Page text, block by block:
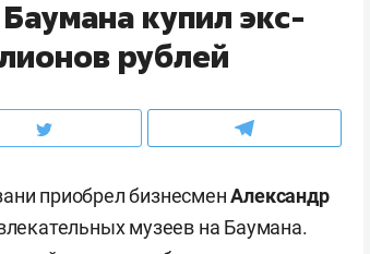
купил экс-
рублей
приобрел бизнесменАлександр
музеев на Баумана.